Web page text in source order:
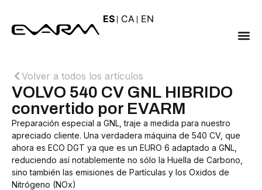
ES CA EN
Volver a todos los artículos
VOLVO 540 CV GNL HIBRIDO
convertido por EVARM
Preparación especial a GNL, traje a medida para nuestro
apreciado cliente. Una verdadera máquina de 540 CV, que
ahora es ECO DGT ya que es un EURO 6 adaptado a GNL,
reduciendo así notablemente no sólo la Huella de Carbono,
sino también las emisiones de Partículas y los Oxidos de
Nitrógeno (NOx)